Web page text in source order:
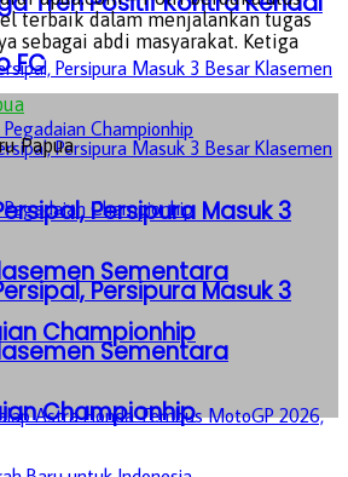
Persipura Masuk 3
Sementara
Championhip
FC
Persipura Masuk 3
Sementara
Championhip
terbaik dalam menjalankan tugas
sebagai abdi masyarakat. Ketiga
Papua